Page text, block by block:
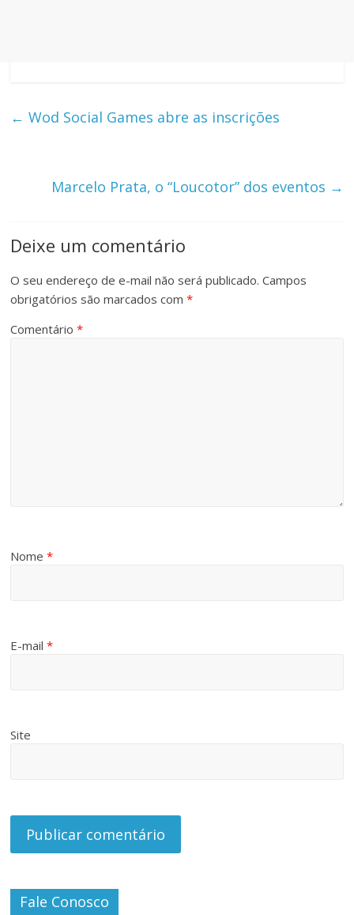
← Wod Social Games abre as inscrições
Marcelo Prata, o “Loucotor” dos eventos →
Deixe um comentário
O seu endereço de e-mail não será publicado. Campos
obrigatórios são marcados com*
Comentário*
Nome*
E-mail*
Site
Fale Conosco